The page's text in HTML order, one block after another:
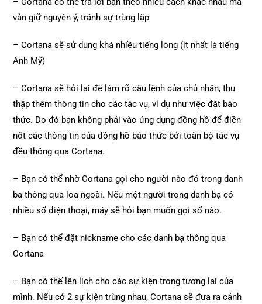
vẫn giữ nguyên ý, tránh sự trùng lặp
– Cortana sẽ sử dụng khá nhiều tiếng lóng (ít nhất là tiếng
Anh Mỹ)
– Cortana sẽ hỏi lại để làm rõ câu lệnh của chủ nhân, thu
thập thêm thông tin cho các tác vụ, ví dụ như việc đặt báo
thức. Do đó bạn không phải vào ứng dụng đồng hồ để điền
nốt các thông tin của đồng hồ báo thức bởi toàn bộ tác vụ
đều thông qua Cortana.
– Bạn có thể nhờ Cortana gọi cho người nào đó trong danh
ba thông qua loa ngoài. Nếu một người trong danh bạ có
nhiều số điện thoại, máy sẽ hỏi bạn muốn gọi số nào.
– Bạn có thể đặt nickname cho các danh bạ thông qua
Cortana
– Bạn có thể lên lịch cho các sự kiện trong tương lai của
mình. Nếu có 2 sự kiện trùng nhau, Cortana sẽ đưa ra cảnh